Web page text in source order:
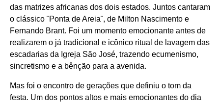
das matrizes africanas dos dois estados. Juntos cantaram
o clássico ¨Ponta de Areia¨, de Milton Nascimento e
Fernando Brant. Foi um momento emocionante antes de
realizarem o já tradicional e icônico ritual de lavagem das
escadarias da Igreja São José, trazendo ecumenismo,
sincretismo e a bênção para a avenida.
Mas foi o encontro de gerações que definiu o tom da
festa. Um dos pontos altos e mais emocionantes do dia